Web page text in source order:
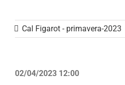
Cal Figarot - primavera-2023
02/04/2023 12:00